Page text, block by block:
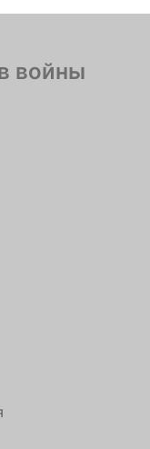
войны